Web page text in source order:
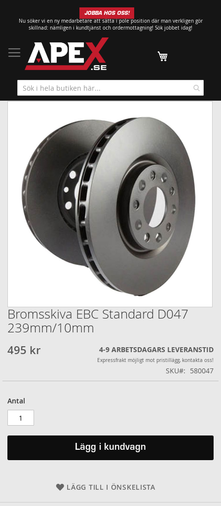
till
innehållet
JOBBA HOS OSS!
Nu söker vi en ny medarbetare att sätta i pole position där man verkligen gör
skillnad: nämligen i kundtjänst och ordermottagning! Sök jobbet idag!
Min kundvagn
Bromsskiva EBC Standard D047
239mm/10mm
495 kr 4-9 ARBETSDAGARS LEVERANSTID
Expressfrakt möjligt mot pristillägg, kontakta oss!
SKU 580047
Antal
Lägg i kundvagn
LÄGG TILL I ÖNSKELISTA
bildgalleriet
Hoppa
till
början
bildgalleriet